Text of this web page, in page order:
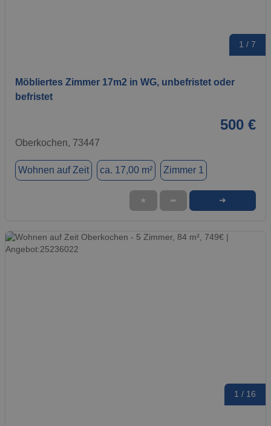
1 / 7
Möbliertes Zimmer 17m2 in WG, unbefristet oder
befristet
500 €
Oberkochen, 73447
Wohnen auf Zeit ca. 17,00 m² Zimmer 1
★ ➦ ➜
1 / 16